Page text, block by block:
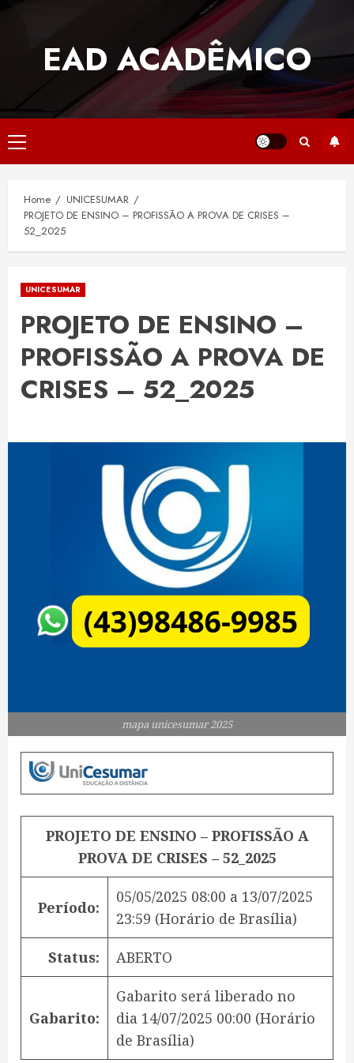
EAD ACADÊMICO
Primary
Menu
Home
UNICESUMAR
PROJETO DE ENSINO – PROFISSÃO A PROVA DE CRISES –
52_2025
UNICESUMAR
PROJETO DE ENSINO –
PROFISSÃO A PROVA DE
CRISES – 52_2025
mapa unicesumar 2025
PROJETO DE ENSINO – PROFISSÃO A
PROVA DE CRISES – 52_2025
Período:
05/05/2025 08:00 a 13/07/2025
23:59 (Horário de Brasília)
Status: ABERTO
Gabarito:
Gabarito será liberado no
dia 14/07/2025 00:00 (Horário
de Brasília)